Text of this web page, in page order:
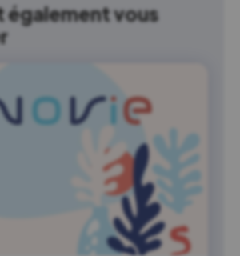
également vous